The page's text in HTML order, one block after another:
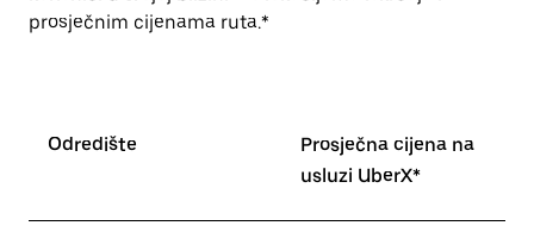
prosječnim cijenama ruta.*
Odredište
Prosječna cijena na
usluzi UberX*